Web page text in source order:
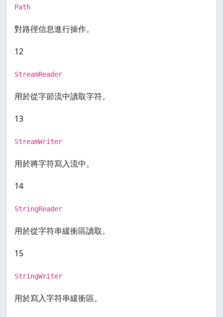
Path
對路徑信息進行操作。
12
StreamReader
用於從字節流中讀取字符。
13
StreamWriter
用於將字符寫入流中。
14
StringReader
用於從字符串緩衝區讀取。
15
StringWriter
用於寫入字符串緩衝區。